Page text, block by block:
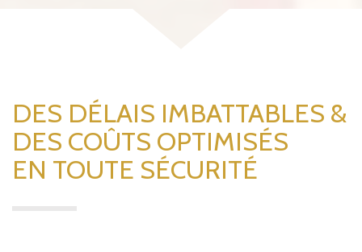
DES DÉLAIS IMBATTABLES &
DES COÛTS OPTIMISÉS
EN TOUTE SÉCURITÉ